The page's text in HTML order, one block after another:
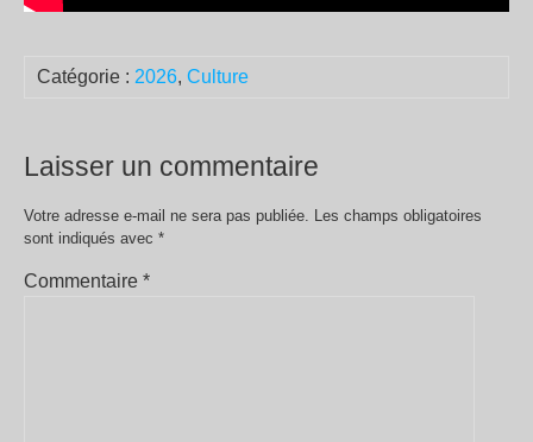
Catégorie : 2026, Culture
Laisser un commentaire
Votre adresse e-mail ne sera pas publiée. Les champs obligatoires
sont indiqués avec *
Commentaire *